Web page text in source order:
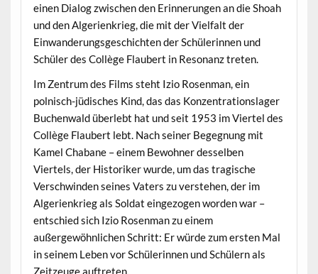
einen Dialog zwischen den Erinnerungen an die Shoah
und den Algerienkrieg, die mit der Vielfalt der
Einwanderungsgeschichten der Schülerinnen und
Schüler des Collège Flaubert in Resonanz treten.
Im Zentrum des Films steht Izio Rosenman, ein
polnisch-jüdisches Kind, das das Konzentrationslager
Buchenwald überlebt hat und seit 1953 im Viertel des
Collège Flaubert lebt. Nach seiner Begegnung mit
Kamel Chabane – einem Bewohner desselben
Viertels, der Historiker wurde, um das tragische
Verschwinden seines Vaters zu verstehen, der im
Algerienkrieg als Soldat eingezogen worden war –
entschied sich Izio Rosenman zu einem
außergewöhnlichen Schritt: Er würde zum ersten Mal
in seinem Leben vor Schülerinnen und Schülern als
Zeitzeuge auftreten.